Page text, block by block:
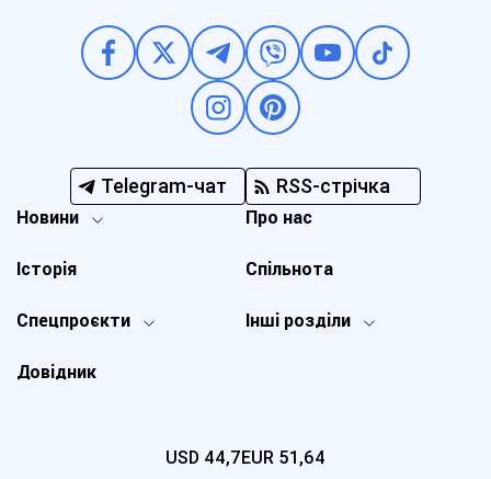
Telegram-чат RSS-стрічка
Новини
Спецпроєкти Інші розділи
Історія
Про нас
Довідник
Спільнота
USD 44,7EUR 51,64